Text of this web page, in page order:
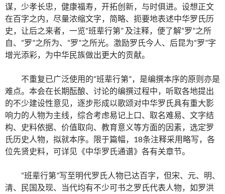
谋，少孝长忠，健康福寿，开拓创新，与时俱进。设想正文
在百字之内，尽量浓缩文字，简略、扼要地表述中华罗氏历
史，让后之来者，一览“班辈行第” 及注释，便了解“罗”之所
自、“罗”之所为、“罗”之所光。激励罗氏今人、后昆为“罗”字
增光添彩，为中华民族做出更大的贡献。
不重复已广泛使用的“班辈行第”，是编撰本序的原则亦是
难点。本会在长期酝酿、讨论的编撰过程中，听取各地提出
的不少建设性意见，逐步形成以歌颂对中华罗氏具有重大影
响力的人物为主线，综合考虑易记上口、取名难易、文字结
构、史料依据、价值取向、教育意义等方面的因素，选定罗
氏历史人物，拟就本序。限于篇幅，18条注释采用略写，各
位先贤史料，可详见《中华罗氏通谱》各有关章节。
“班辈行第”写至明代罗氏人物已达百字，但宋、元、明、
清、民国及现、当代均有不少可书之罗氏代表人物，如罗洪